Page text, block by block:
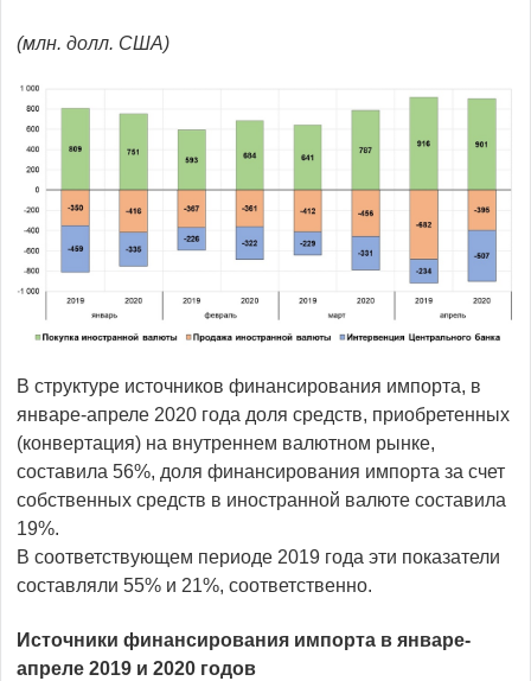
(млн. долл. США)
В структуре источников финансирования импорта, в
январе-апреле 2020 года доля средств, приобретенных
(конвертация) на внутреннем валютном рынке,
составила 56%, доля финансирования импорта за счет
собственных средств в иностранной валюте составила
19%.
В соответствующем периоде 2019 года эти показатели
составляли 55% и 21%, соответственно.
Источники финансирования импорта в январе-
апреле 2019 и 2020 годов